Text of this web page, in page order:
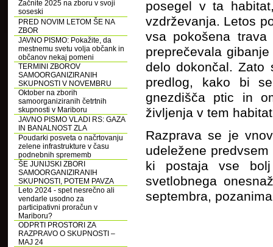
Začnite 2025 na zboru v svoji
soseski
PRED NOVIM LETOM ŠE NA
ZBOR
JAVNO PISMO: Pokažite, da
mestnemu svetu volja občank in
občanov nekaj pomeni
TERMINI ZBOROV
SAMOORGANIZIRANIH
SKUPNOSTI V NOVEMBRU
Oktober na zborih
samoorganiziranih četrtnih
skupnosti v Mariboru
JAVNO PISMO VLADI RS: GAZA
IN BANALNOST ZLA
Poudarki posveta o načrtovanju
zelene infrastrukture v času
podnebnih sprememb
ŠE JUNIJSKI ZBORI
SAMOORGANIZIRANIH
SKUPNOSTI, POTEM PAVZA
Leto 2024 - spet nesrečno ali
vendarle usodno za
participativni proračun v
Mariboru?
ODPRTI PROSTORI ZA
RAZPRAVO O SKUPNOSTI –
MAJ 24
posegel v ta
vzdrževanja. Letos
vsa pokošena
preprečevala
delo dokončal. Zato
predlog, kako bi
gnezdišča ptic in
življenja v tem
Razprava se je
udeležene
ki postaja vse
svetlobnega
septembra,